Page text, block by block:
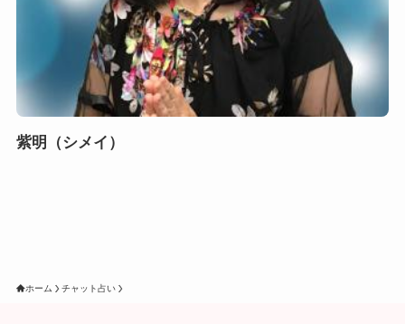
紫明（シメイ）
ホーム チャット占い